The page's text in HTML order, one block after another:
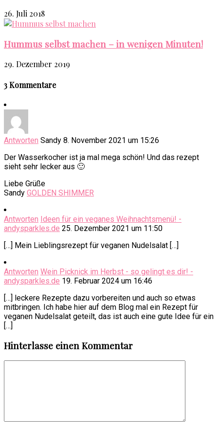
26. Juli 2018
Hummus selbst machen – in wenigen Minuten!
29. Dezember 2019
3 Kommentare
Antworten Sandy 8. November 2021 um 15:26
Der Wasserkocher ist ja mal mega schön! Und das rezept
sieht sehr lecker aus 🙂
Liebe Grüße
Sandy GOLDEN SHIMMER
Antworten Ideen für ein veganes Weihnachtsmenü! -
andysparkles.de 25. Dezember 2021 um 11:50
[…] Mein Lieblingsrezept für veganen Nudelsalat […]
Antworten Wein Picknick im Herbst - so gelingt es dir! -
andysparkles.de 19. Februar 2024 um 16:46
[…] leckere Rezepte dazu vorbereiten und auch so etwas
mitbringen. Ich habe hier auf dem Blog mal ein Rezept für
veganen Nudelsalat geteilt, das ist auch eine gute Idee für ein
[…]
Hinterlasse einen Kommentar